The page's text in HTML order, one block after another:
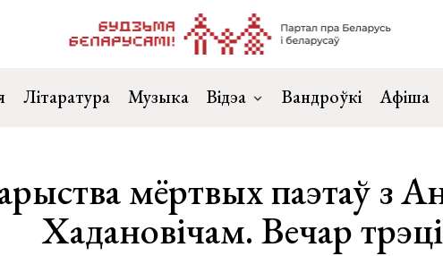
Літаратура Музыка Відэа Вандроўкі Афіша
мёртвых паэтаў з
Хадановічам. Вечар трэці